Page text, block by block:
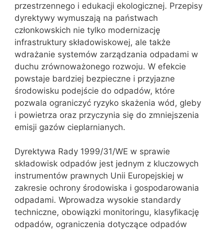
przestrzennego i edukacji ekologicznej. Przepisy
dyrektywy wymuszają na państwach
członkowskich nie tylko modernizację
infrastruktury składowiskowej, ale także
wdrażanie systemów zarządzania odpadami w
duchu zrównoważonego rozwoju. W efekcie
powstaje bardziej bezpieczne i przyjazne
środowisku podejście do odpadów, które
pozwala ograniczyć ryzyko skażenia wód, gleby
i powietrza oraz przyczynia się do zmniejszenia
emisji gazów cieplarnianych.
Dyrektywa Rady 1999/31/WE w sprawie
składowisk odpadów jest jednym z kluczowych
instrumentów prawnych Unii Europejskiej w
zakresie ochrony środowiska i gospodarowania
odpadami. Wprowadza wysokie standardy
techniczne, obowiązki monitoringu, klasyfikację
odpadów, ograniczenia dotyczące odpadów